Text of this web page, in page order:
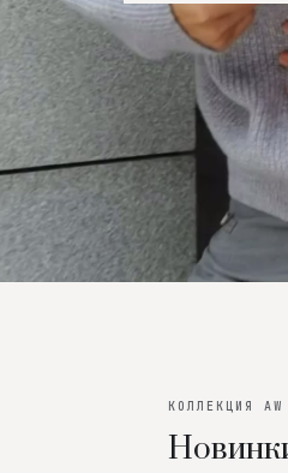
КОЛЛЕКЦИЯ